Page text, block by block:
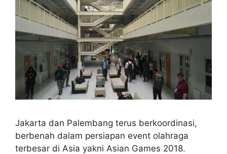
Jakarta dan Palembang terus berkoordinasi,
berbenah dalam persiapan event olahraga
terbesar di Asia yakni Asian Games 2018.